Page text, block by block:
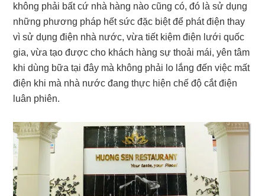
không phải bất cứ nhà hàng nào cũng có, đó là sử dụng
những phương pháp hết sức đặc biệt để phát điện thay
vì sử dụng điện nhà nước, vừa tiết kiệm điện lưới quốc
gia, vừa tạo được cho khách hàng sự thoải mái, yên tâm
khi dùng bữa tại đây mà không phải lo lắng đến việc mất
điện khi mà nhà nước đang thực hiện chế độ cắt điện
luân phiên.